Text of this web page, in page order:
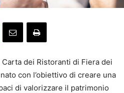
dei Ristoranti di Fiera dei
con l’obiettivo di creare una
di valorizzare il patrimonio